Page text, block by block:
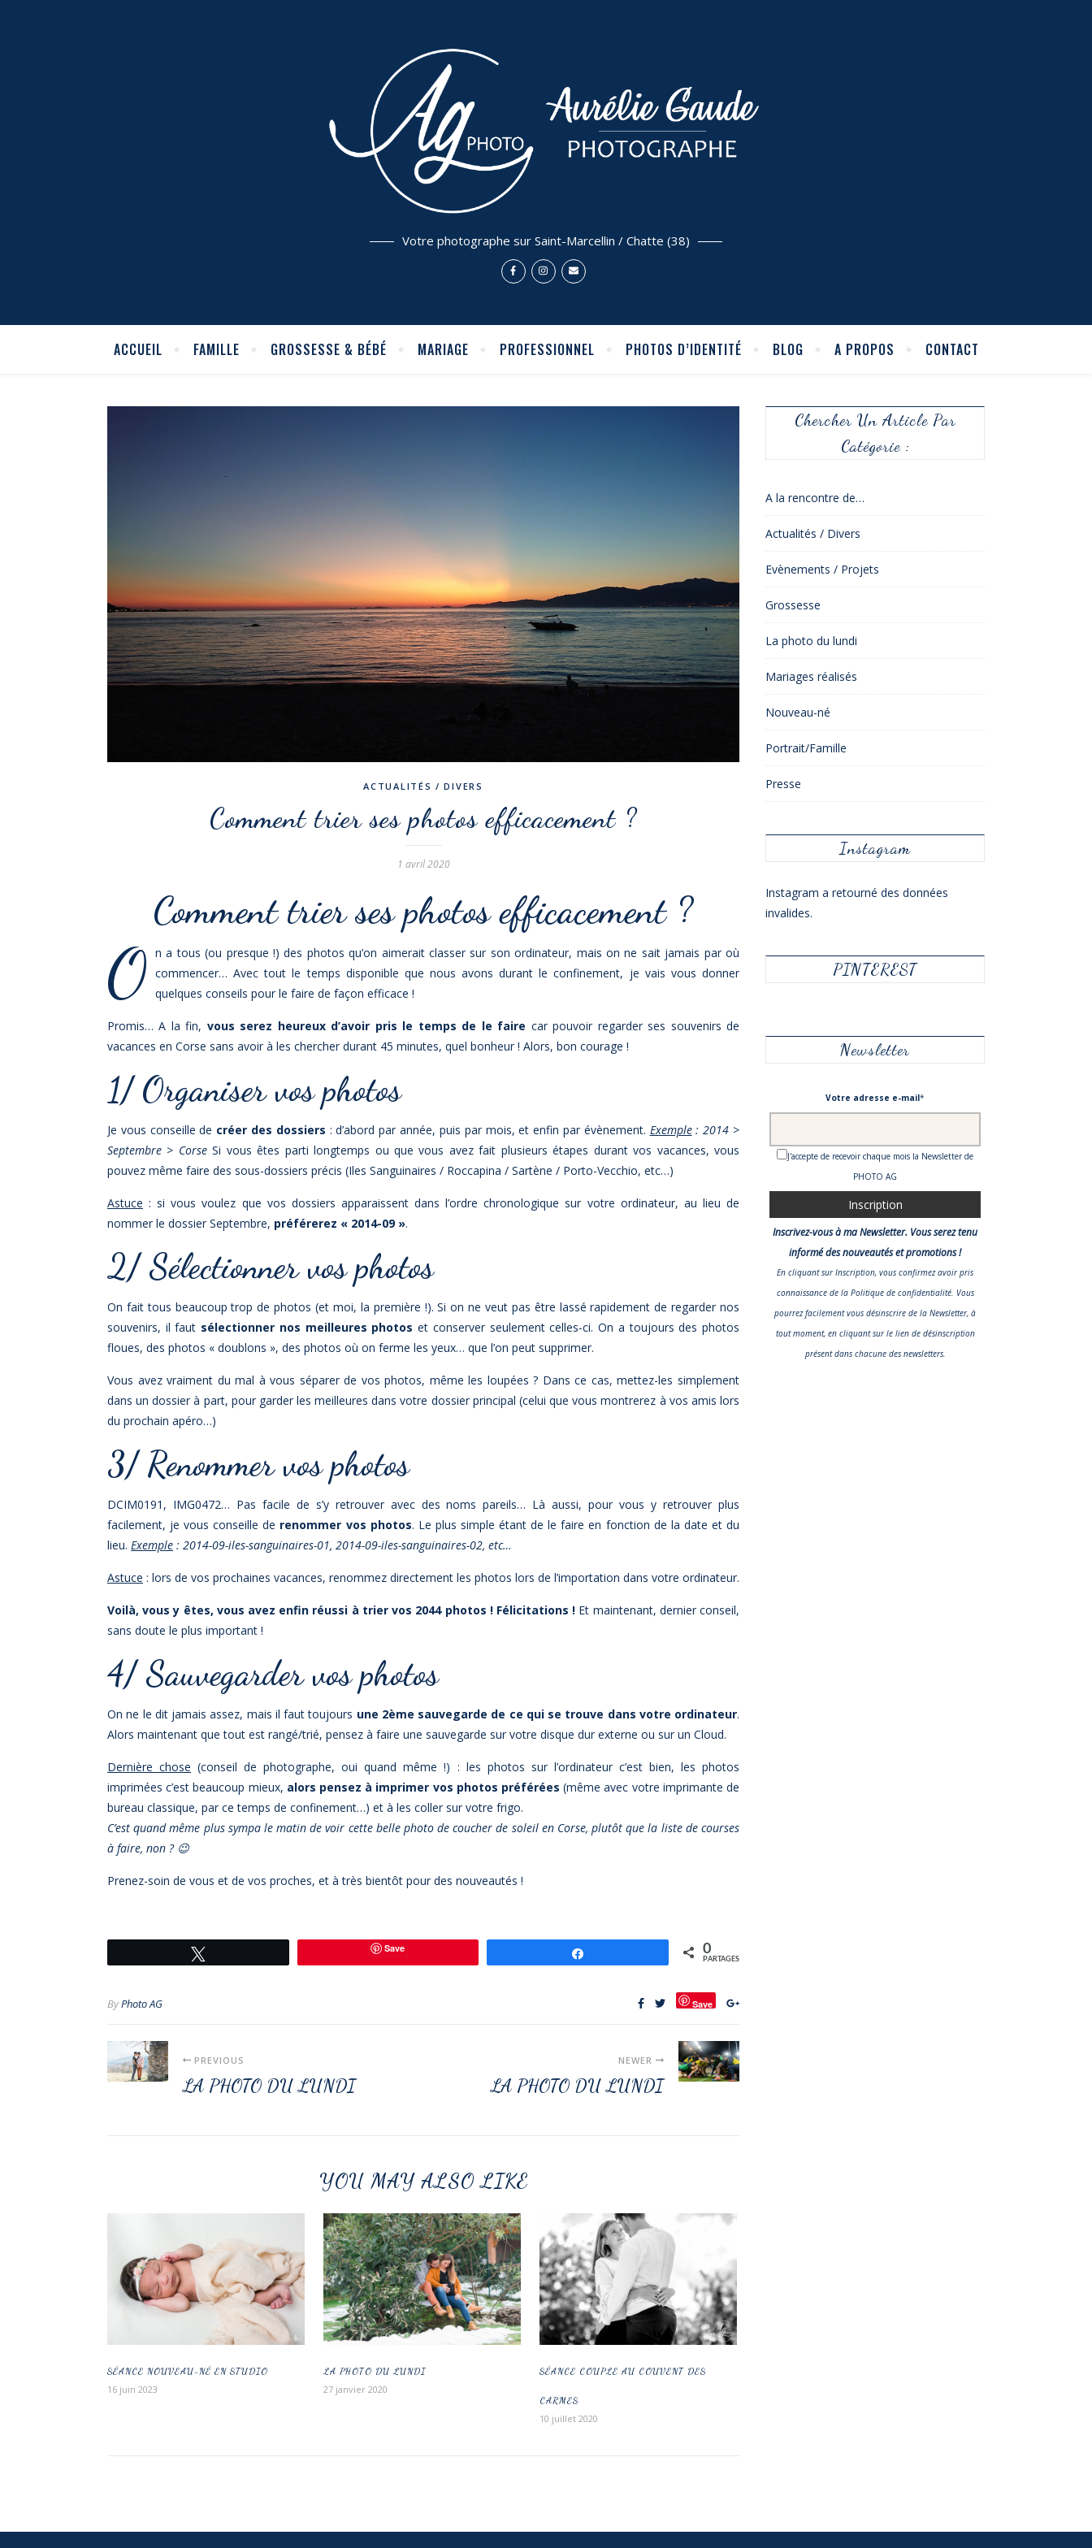
Votre photographe sur Saint-Marcellin / Chatte (38)
ACCUEIL FAMILLE GROSSESSE & BÉBÉ MARIAGE PROFESSIONNEL PHOTOS D’IDENTITÉ BLOG A PROPOS CONTACT
ACTUALITÉS / DIVERS
Comment trier ses photos efficacement ?
1 avril 2020
Comment trier ses photos efficacement ?
O n a tous (ou presque !) des photos qu’on aimerait classer sur son ordinateur, mais on ne sait jamais par où
commencer… Avec tout le temps disponible que nous avons durant le confinement, je vais vous donner
quelques conseils pour le faire de façon efficace !
Promis… A la fin, vous serez heureux d’avoir pris le temps de le faire car pouvoir regarder ses souvenirs de
vacances en Corse sans avoir à les chercher durant 45 minutes, quel bonheur ! Alors, bon courage !
1/ Organiser vos photos
Je vous conseille de créer des dossiers : d’abord par année, puis par mois, et enfin par évènement. Exemple: 2014 >
Septembre > CorseSi vous êtes parti longtemps ou que vous avez fait plusieurs étapes durant vos vacances, vous
pouvez même faire des sous-dossiers précis (Iles Sanguinaires / Roccapina / Sartène / Porto-Vecchio, etc…)
Astuce : si vous voulez que vos dossiers apparaissent dans l’ordre chronologique sur votre ordinateur, au lieu de
nommer le dossier Septembre, préférerez « 2014-09 ».
2/ Sélectionner vos photos
On fait tous beaucoup trop de photos (et moi, la première !). Si on ne veut pas être lassé rapidement de regarder nos
souvenirs, il faut sélectionner nos meilleures photos et conserver seulement celles-ci. On a toujours des photos
floues, des photos « doublons », des photos où on ferme les yeux… que l’on peut supprimer.
Vous avez vraiment du mal à vous séparer de vos photos, même les loupées ? Dans ce cas, mettez-les simplement
dans un dossier à part, pour garder les meilleures dans votre dossier principal (celui que vous montrerez à vos amis lors
du prochain apéro…)
3/ Renommer vos photos
DCIM0191, IMG0472… Pas facile de s’y retrouver avec des noms pareils… Là aussi, pour vous y retrouver plus
facilement, je vous conseille de renommer vos photos. Le plus simple étant de le faire en fonction de la date et du
lieu. Exemple : 2014-09-iles-sanguinaires-01, 2014-09-iles-sanguinaires-02, etc…
Astuce : lors de vos prochaines vacances, renommez directement les photos lors de l’importation dans votre ordinateur.
Voilà, vous y êtes, vous avez enfin réussi à trier vos 2044 photos ! Félicitations ! Et maintenant, dernier conseil,
sans doute le plus important !
4/ Sauvegarder vos photos
On ne le dit jamais assez, mais il faut toujours une 2ème sauvegarde de ce qui se trouve dans votre ordinateur.
Alors maintenant que tout est rangé/trié, pensez à faire une sauvegarde sur votre disque dur externe ou sur un Cloud.
Dernière chose (conseil de photographe, oui quand même !) : les photos sur l’ordinateur c’est bien, les photos
imprimées c’est beaucoup mieux, alors pensez à imprimer vos photos préférées (même avec votre imprimante de
bureau classique, par ce temps de confinement…) et à les coller sur votre frigo.
C’est quand même plus sympa le matin de voir cette belle photo de coucher de soleil en Corse, plutôt que la liste de courses
à faire, non ? 😉
Prenez-soin de vous et de vos proches, et à très bientôt pour des nouveautés !
Save 0
PARTAGES
ByPhoto AG Save
PREVIOUS
LA PHOTO DU LUNDI
NEWER
LA PHOTO DU LUNDI
YOU MAY ALSO LIKE
SÉANCE NOUVEAU-NÉ EN STUDIO
16 juin 2023
LA PHOTO DU LUNDI
27 janvier 2020
SÉANCE COUPLE AU COUVENT DES
CARMES
10 juillet 2020
Chercher Un Article Par
Catégorie :
A la rencontre de…
Actualités / Divers
Evènements / Projets
Grossesse
La photo du lundi
Mariages réalisés
Nouveau-né
Portrait/Famille
Presse
Instagram
Instagram a retourné des données
invalides.
PINTEREST
Newsletter
Votre adresse e-mail*
J'accepte de recevoir chaque mois la Newsletter de
PHOTO AG
Inscrivez-vous à ma Newsletter. Vous serez tenu
informé des nouveautés et promotions !
En cliquant sur Inscription, vous confirmez avoir pris
connaissance de la Politique de confidentialité. Vous
pourrez facilement vous désinscrire de la Newsletter, à
tout moment, en cliquant sur le lien de désinscription
présent dans chacune des newsletters.